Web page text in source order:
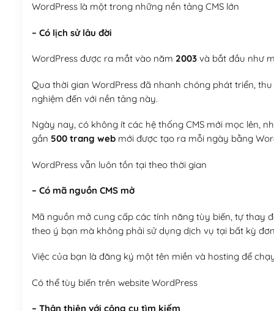
WordPress là một trong những nền tảng CMS lớn
– Có lịch sử lâu đời
WordPress được ra mắt vào năm 2003và bắt đầu như
Qua thời gian WordPress đã nhanh chóng phát triển,
nghiệm đến với nền tảng này.
Ngày nay, có không ít các hệ thống CMS mới mọc lên,
gần 500 trang webmới được tạo ra mỗi ngày bằng
WordPress vẫn luôn tồn tại theo thời gian
– Có mã nguồn CMS mở
Mã nguồn mở cung cấp các tính năng tùy biến, tự thay
theo ý bạn mà không phải sử dụng dịch vụ tại bất kỳ
Việc của bạn là đăng ký một tên miền và hosting để
Có thể tùy biến trên website WordPress
– Thân thiện với công cụ tìm kiếm